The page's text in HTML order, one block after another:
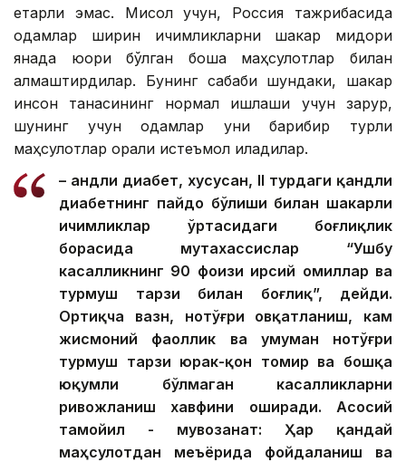
етарли эмас. Мисол учун, Россия тажрибасида
одамлар ширин ичимликларни шакар миқдори
янада юқори бўлган бошқа маҳсулотлар билан
алмаштирдилар. Бунинг сабаби шундаки, шакар
инсон танасининг нормал ишлаши учун зарур,
шунинг учун одамлар уни барибир турли
маҳсулотлар орқали истеъмол қиладилар.
– Қандли диабет, хусусан, II турдаги қандли
диабетнинг пайдо бўлиши билан шакарли
ичимликлар ўртасидаги боғлиқлик
борасида мутахассислар “Ушбу
касалликнинг 90 фоизи ирсий омиллар ва
турмуш тарзи билан боғлиқ”, дейди.
Ортиқча вазн, нотўғри овқатланиш, кам
жисмоний фаоллик ва умуман нотўғри
турмуш тарзи юрак-қон томир ва бошқа
юқумли бўлмаган касалликларни
ривожланиш хавфини оширади. Асосий
тамойил - мувозанат: Ҳар қандай
маҳсулотдан меъёрида фойдаланиш ва